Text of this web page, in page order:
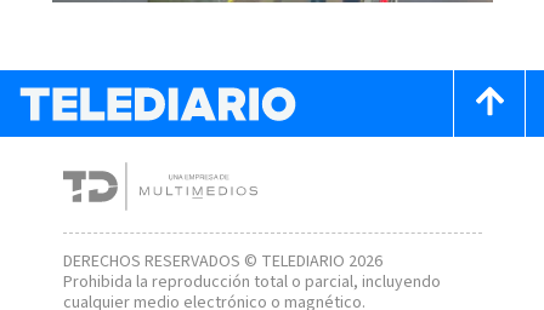
DERECHOS RESERVADOS © TELEDIARIO 2026
Prohibida la reproducción total o parcial, incluyendo
cualquier medio electrónico o magnético.